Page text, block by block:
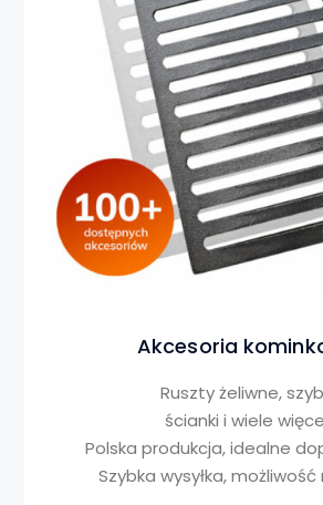
Akcesoria
Ruszty żeliwne,
ścianki i wiele
Polska produkcja, idealne
Szybka wysyłka,